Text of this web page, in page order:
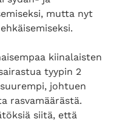
mutta nyt
kiinalaisten
tyypin 2
johtuen
rasvamäärästä.
siitä, että